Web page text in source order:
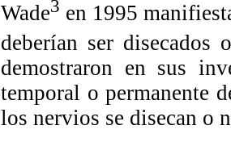
Wade3 en 1995
deberían ser disecados
demostraron en sus
temporal o permanente
los nervios se disecan o